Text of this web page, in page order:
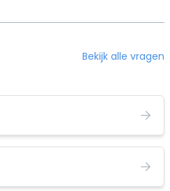
Bekijk alle vragen